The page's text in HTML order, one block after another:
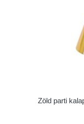
Zöld parti